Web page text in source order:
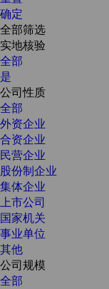
确定
全部筛选
实地核验
全部
是
公司性质
全部
外资企业
合资企业
民营企业
股份制企业
集体企业
上市公司
国家机关
事业单位
其他
公司规模
全部